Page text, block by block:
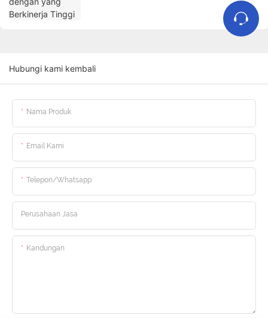
Hubungi kami kembali
Nama Produk
Email Kami
Telepon/whatsapp
Perusahaan Jasa
Kandungan